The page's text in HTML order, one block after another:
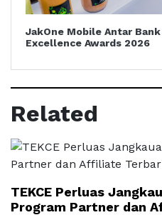
JakOne Mobile Antar
Excellence Awards 2026
Related
TEKCE Perluas
Program Partner dan